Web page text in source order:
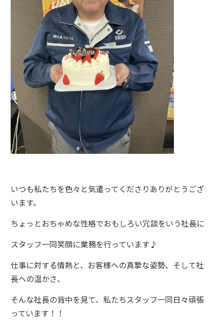
いつも私たちを色々と気遣ってくださりありがとうござ
います。
ちょっとおちゃめな性格でおもしろい冗談をいう社長に
スタッフ一同笑顔に業務を行っています♪
仕事に対する情熱と、お客様への真摯な姿勢、そして社
長への温かさ、
そんな社長の背中を見て、私たちスタッフ一同日々頑張
っています！！